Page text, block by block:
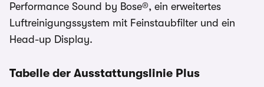
Performance Sound by Bose®, ein erweitertes
Luftreinigungssystem mit Feinstaubfilter und ein
Head-up Display.
Tabelle der Ausstattungslinie Plus